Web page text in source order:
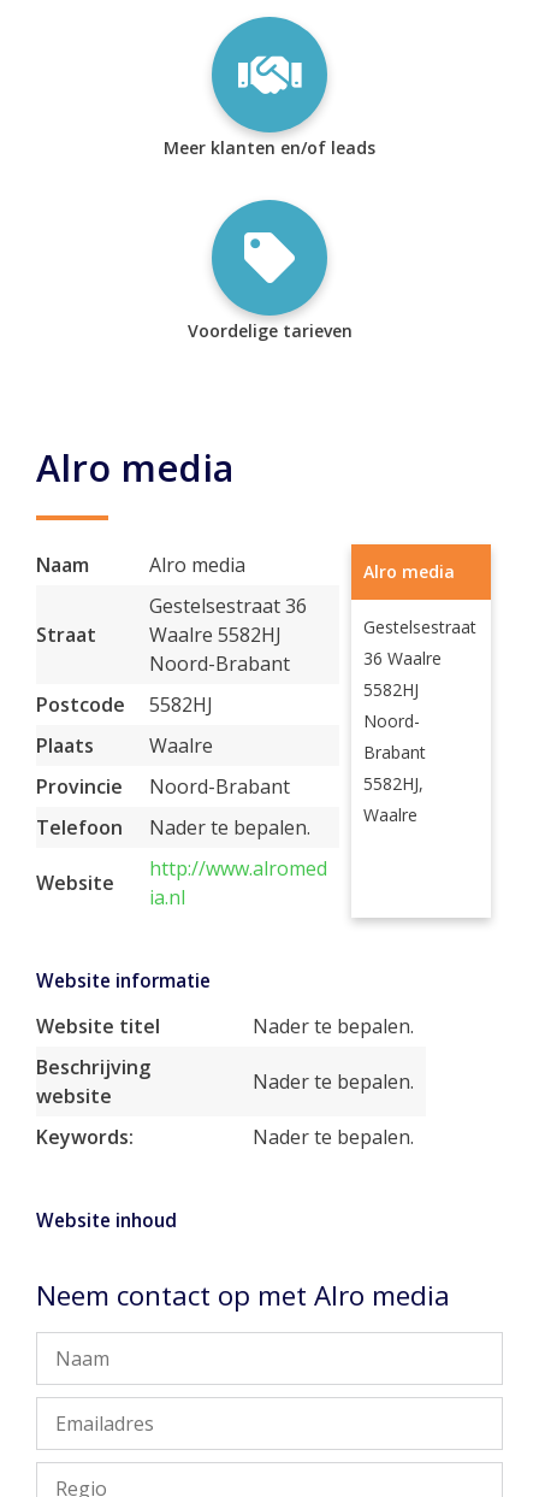
Meer klanten en/of leads
Voordelige tarieven
Alro media
Naam Alro media
Straat
Gestelsestraat 36
Waalre 5582HJ
Noord-Brabant
Postcode
5582HJ
Plaats
Waalre
Provincie
Noord-Brabant
Telefoon
Nader te bepalen.
Website
http://www.alromed
ia.nl
Alro media
Gestelsestraat
36 Waalre
5582HJ
Noord-
Brabant
5582HJ,
Waalre
Website informatie
Website titel
Nader te bepalen.
Beschrijving
website
Nader te bepalen.
Keywords: Nader te bepalen.
Website inhoud
Neem contact op met Alro media